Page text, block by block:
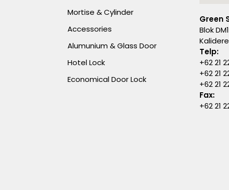
Mortise & Cylinder
Accessories
Alumunium & Glass Door
Hotel Lock
Economical Door Lock
Green
Blok
Telp:
+62 21
+62 21
+62 21
Fax:
+62 21